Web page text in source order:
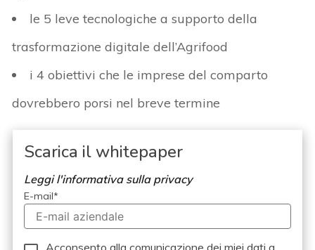
le 5 leve tecnologiche a supporto della
trasformazione digitale dell’Agrifood
i 4 obiettivi che le imprese del comparto
dovrebbero porsi nel breve termine
Scarica il whitepaper
Leggi l'informativa sulla privacy
E-mail*
Acconsento alla comunicazione dei miei dati a